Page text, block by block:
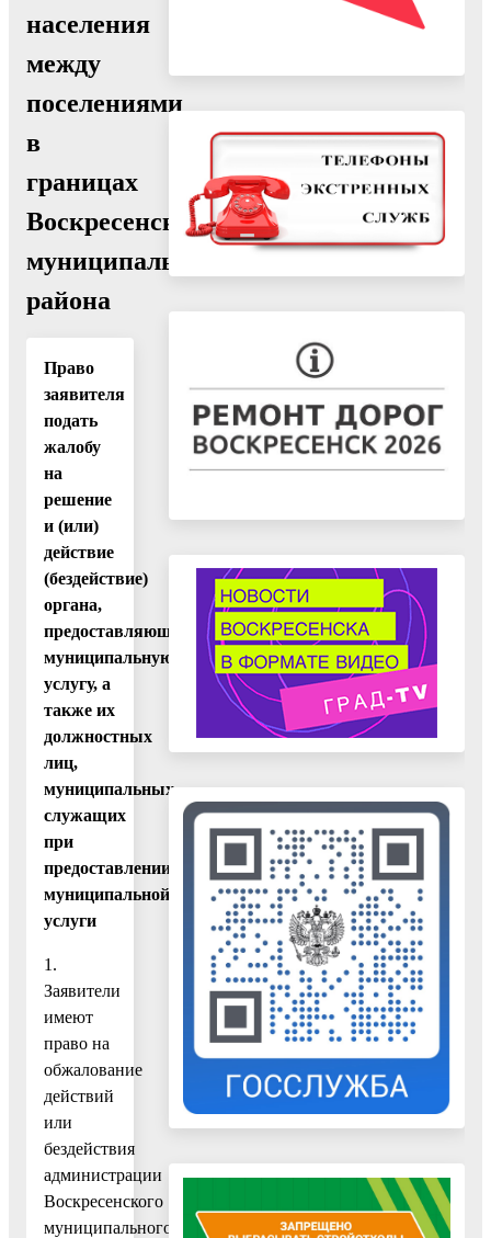
населения
между
поселениями
в
границах
Воскресенского
муниципального
района
Право
заявителя
подать
жалобу
на
решение
и (или)
действие
(бездействие)
органа,
предоставляющего
муниципальную
услугу, а
также их
должностных
лиц,
муниципальных
служащих
при
предоставлении
муниципальной
услуги
1.
Заявители
имеют
право на
обжалование
действий
или
бездействия
администрации
Воскресенского
муниципального